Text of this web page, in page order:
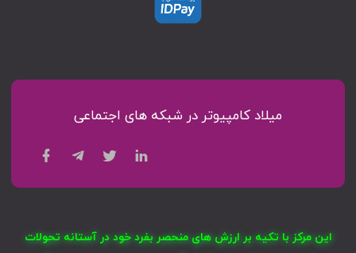
میلاد کامپیوتر در شبکه های اجتماعی
این مرکز با تکیه بر ارزش های منحصر بفرد خود در آستانه تحولات